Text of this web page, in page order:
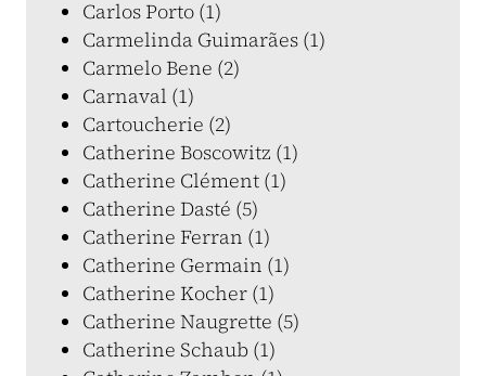
Carlos Porto (1)
Carmelinda Guimarães (1)
Carmelo Bene (2)
Carnaval (1)
Cartoucherie (2)
Catherine Boscowitz (1)
Catherine Clément (1)
Catherine Dasté (5)
Catherine Ferran (1)
Catherine Germain (1)
Catherine Kocher (1)
Catherine Naugrette (5)
Catherine Schaub (1)